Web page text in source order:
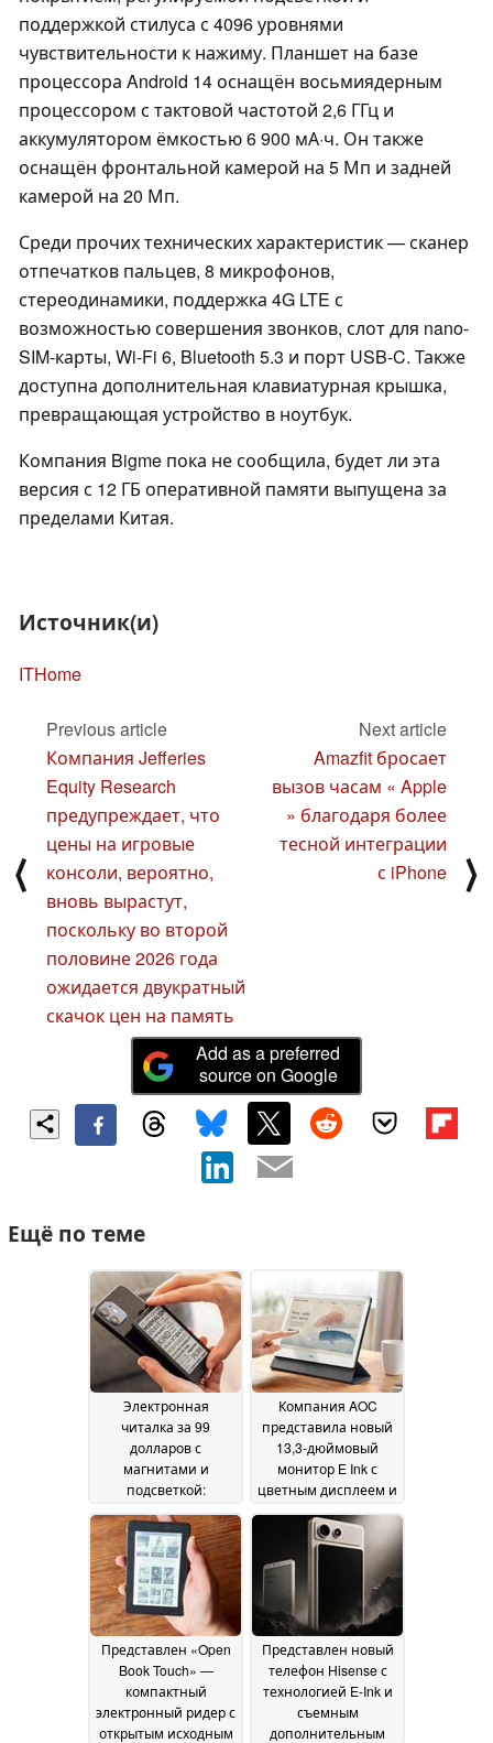
поддержкой стилуса с 4096 уровнями
чувствительности к нажиму. Планшет на базе
процессора Android 14 оснащён восьмиядерным
процессором с тактовой частотой 2,6 ГГц и
аккумулятором ёмкостью 6 900 мА·ч. Он также
оснащён фронтальной камерой на 5 Мп и задней
камерой на 20 Мп.
Среди прочих технических характеристик — сканер
отпечатков пальцев, 8 микрофонов,
стереодинамики, поддержка 4G LTE с
возможностью совершения звонков, слот для nano-
SIM-карты, Wi-Fi 6, Bluetooth 5.3 и порт USB-C. Также
доступна дополнительная клавиатурная крышка,
превращающая устройство в ноутбук.
Компания Bigme пока не сообщила, будет ли эта
версия с 12 ГБ оперативной памяти выпущена за
пределами Китая.
Источник(и)
ITHome
⟨
Previous article
Компания Jefferies
Equity Research
предупреждает, что
цены на игровые
консоли, вероятно,
вновь вырастут,
поскольку во второй
половине 2026 года
ожидается двукратный
скачок цен на память
Next article
Amazfit бросает
вызов часам « Apple
» благодаря более
тесной интеграции
с iPhone
⟩
Add as a preferred
source on Google
Ещё по теме
Электронная
читалка за 99
долларов с
магнитами и
подсветкой:
представляет
модель X4 Pro21 July
2026
Компания AOC
представила новый
13,3-дюймовый
монитор E Ink с
цветным дисплеем и
16
July 2026
Представлен «Open
Book Touch» —
компактный
электронный ридер с
открытым исходным
Представлен новый
телефон Hisense с
технологией E-Ink и
съемным
дополнительным